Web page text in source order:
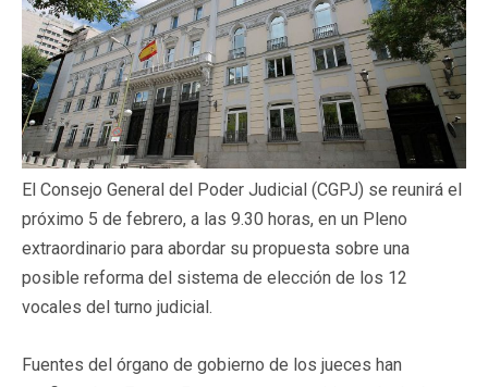
El Consejo General del Poder Judicial (CGPJ) se reunirá el
próximo 5 de febrero, a las 9.30 horas, en un Pleno
extraordinario para abordar su propuesta sobre una
posible reforma del sistema de elección de los 12
vocales del turno judicial.
Fuentes del órgano de gobierno de los jueces han